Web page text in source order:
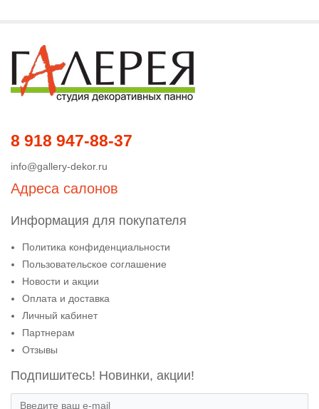
8 918 947-88-37
info@gallery-dekor.ru
Адреса салонов
Информация для покупателя
Политика конфиденциальности
Пользовательское соглашение
Новости и акции
Оплата и доставка
Личный кабинет
Партнерам
Отзывы
Подпишитесь! Новинки, акции!